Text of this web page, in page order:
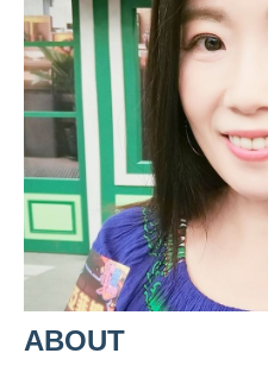
題
旅
遊、
帶
路、
旅
遊
節
來
ABOUT